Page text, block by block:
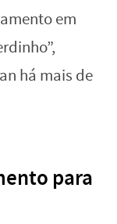
em
há mais de
para